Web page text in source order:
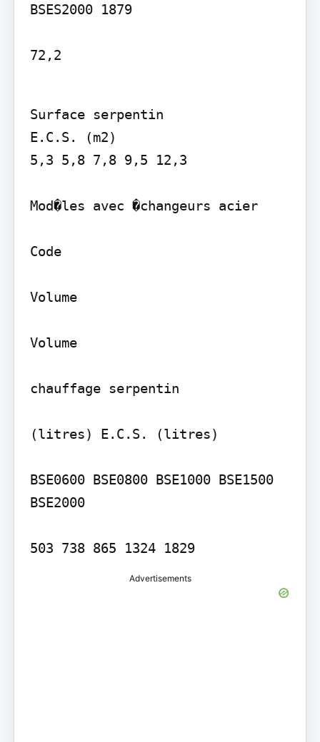
BSES2000 1879
72,2
Surface serpentin
E.C.S. (m2)
5,3 5,8 7,8 9,5 12,3
Mod�les avec �changeurs acier
Code
Volume
Volume
chauffage serpentin
(litres) E.C.S. (litres)
BSE0600 BSE0800 BSE1000 BSE1500
BSE2000
503 738 865 1324 1829
Advertisements